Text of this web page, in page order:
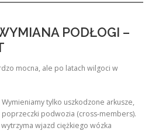
PODŁOGI –
mocna, ale po latach wilgoci w
Wymieniamy tylko uszkodzone arkusze,
podwozia (cross-members).
wjazd ciężkiego wózka